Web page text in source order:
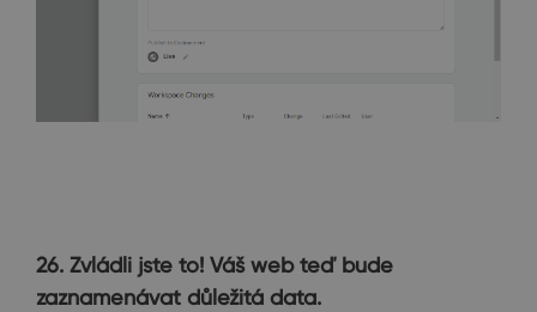
26. Zvládli jste to! Váš web teď bude
zaznamenávat důležitá data.